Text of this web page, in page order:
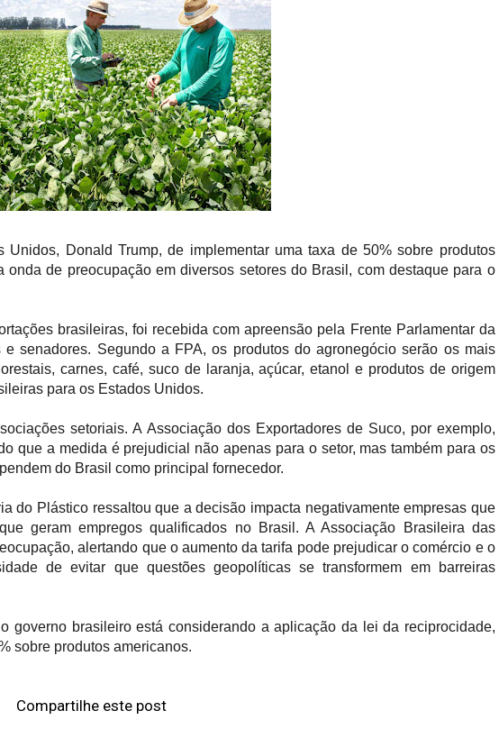
Donald Trump, de implementar uma taxa de 50% sobre produtos
onda de preocupação em diversos setores do Brasil, com destaque para o
brasileiras, foi recebida com apreensão pela Frente Parlamentar da
senadores. Segundo a FPA, os produtos do agronegócio serão os mais
carnes, café, suco de laranja, açúcar, etanol e produtos de origem
para os Estados Unidos.
setoriais. A Associação dos Exportadores de Suco, por exemplo,
que a medida é prejudicial não apenas para o setor, mas também para os
do Brasil como principal fornecedor.
do Plástico ressaltou que a decisão impacta negativamente empresas que
geram empregos qualificados no Brasil. A Associação Brasileira das
alertando que o aumento da tarifa pode prejudicar o comércio e o
de evitar que questões geopolíticas se transformem em barreiras
governo brasileiro está considerando a aplicação da lei da reciprocidade,
sobre produtos americanos.
Compartilhe este post